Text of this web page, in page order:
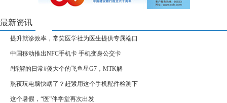
最新资讯
提升就诊效率，常笑医学社为医生提供专属端口
中国移动推出NFC手机卡 手机变身公交卡
#拆解的日常#傻大个的飞鱼星G7，MTK解
熬夜玩电脑快瞎了？赶紧用这个手机配件检测下
这个暑假，“医”伴学堂再次出发